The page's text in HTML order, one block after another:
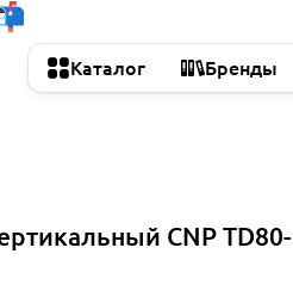
Каталог Бренды
CNP TD80-